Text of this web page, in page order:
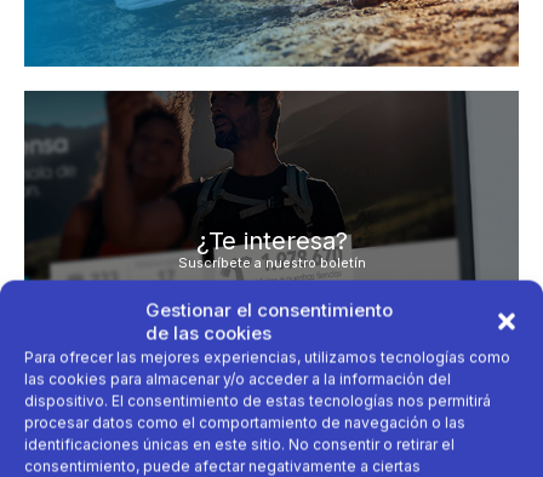
Gestionar el consentimiento
de las cookies
Para ofrecer las mejores experiencias, utilizamos tecnologías como
las cookies para almacenar y/o acceder a la información del
dispositivo. El consentimiento de estas tecnologías nos permitirá
procesar datos como el comportamiento de navegación o las
identificaciones únicas en este sitio. No consentir o retirar el
consentimiento, puede afectar negativamente a ciertas
¿Te interesa?
Suscríbete a nuestro boletín
Al enviar aceptas nuestra política de
privacidad.